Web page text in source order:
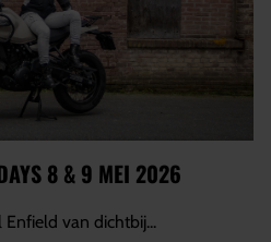
8 & 9 MEI 2026
van dichtbij...